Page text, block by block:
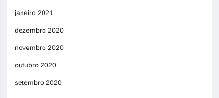
janeiro 2021
dezembro 2020
novembro 2020
outubro 2020
setembro 2020